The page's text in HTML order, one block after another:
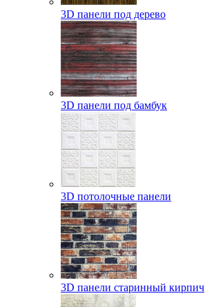
3D панели под дерево
3D панели под бамбук
3D потолочные панели
3D панели старинный кирпич